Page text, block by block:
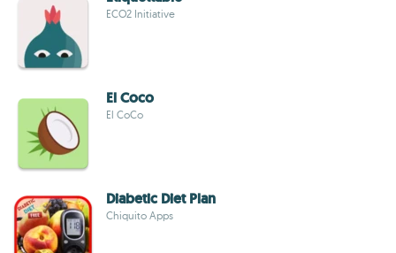
ECO2 Initiative
El Coco
El CoCo
Diabetic Diet Plan
Chiquito Apps